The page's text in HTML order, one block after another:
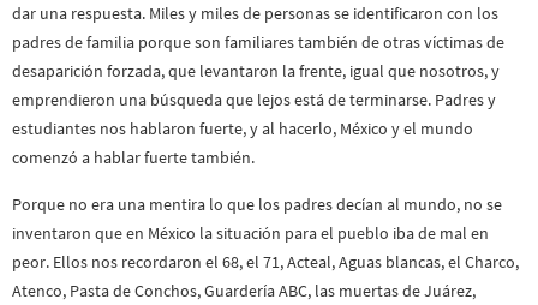
dar una respuesta. Miles y miles de personas se identificaron con los
padres de familia porque son familiares también de otras víctimas de
desaparición forzada, que levantaron la frente, igual que nosotros, y
emprendieron una búsqueda que lejos está de terminarse. Padres y
estudiantes nos hablaron fuerte, y al hacerlo, México y el mundo
comenzó a hablar fuerte también.
Porque no era una mentira lo que los padres decían al mundo, no se
inventaron que en México la situación para el pueblo iba de mal en
peor. Ellos nos recordaron el 68, el 71, Acteal, Aguas blancas, el Charco,
Atenco, Pasta de Conchos, Guardería ABC, las muertas de Juárez,